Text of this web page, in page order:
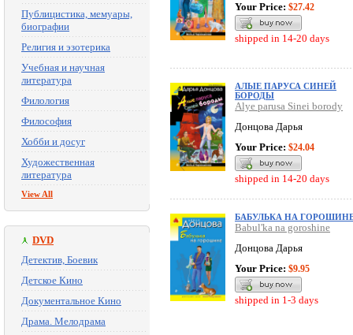
Публицистика, мемуары,
биографии
Религия и эзотерика
Учебная и научная
литература
Филология
Философия
Хобби и досуг
Художественная
литература
View All
DVD
Детектив, Боевик
Детское Кино
Документальное Кино
Драма. Мелодрама
Your Price: $27.42
shipped in 14-20 days
АЛЫЕ ПАРУСА СИНЕЙ
БОРОДЫ
Alye parusa Sinei borody
Донцова Дарья
Your Price: $24.04
shipped in 14-20 days
БАБУЛЬКА НА
Babul'ka na goroshine
Донцова Дарья
Your Price: $9.95
shipped in 1-3 days